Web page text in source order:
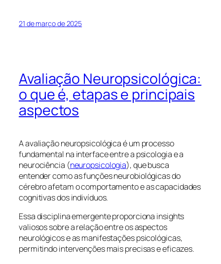
21 de março de 2025
Avaliação Neuropsicológica:
o que é, etapas e principais
aspectos
A avaliação neuropsicológica é um processo
fundamental na interface entre a psicologia e a
neurociência (neuropsicologia), que busca
entender como as funções neurobiológicas do
cérebro afetam o comportamento e as capacidades
cognitivas dos indivíduos.
Essa disciplina emergente proporciona insights
valiosos sobre a relação entre os aspectos
neurológicos e as manifestações psicológicas,
permitindo intervenções mais precisas e eficazes.